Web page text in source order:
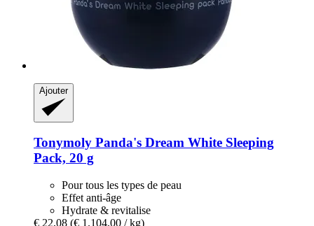
Ajouter
Tonymoly Panda's Dream White Sleeping
Pack, 20 g
Pour tous les types de peau
Effet anti-âge
Hydrate & revitalise
€ 22,08 (€ 1.104,00 / kg)